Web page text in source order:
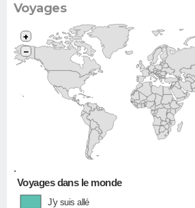
Voyages
•
+
−
Voyages dans le monde
J'y suis allé